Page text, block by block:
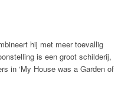
hij met meer toevallig
is een groot schilderij,
in ‘My House was a Garden of